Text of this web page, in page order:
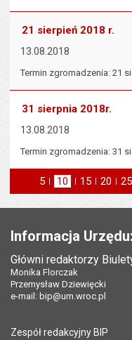
21 sierpień 2018 r.
13.08.2018
Termin zgromadzenia: 21
31 sierpnia 2018r.
13.08.2018
Termin zgromadzenia: 31
5 elementów na
10 elementów
na stronie
15
na
20
na
25
Informacja
Główni redaktorzy
Monika Florczak
Przemysław Dziewięcki
e-mail: bip@um.wroc.pl
Zespół redakcyjny BIP